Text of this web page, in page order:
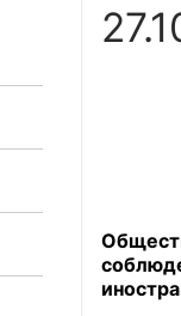
Главная